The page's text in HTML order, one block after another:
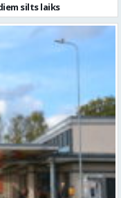
silts laiks